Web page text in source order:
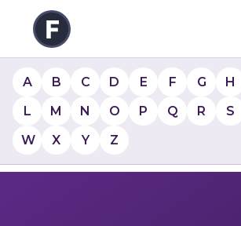
A B C D E F G H
L
M N O P Q R S
W
X Y Z